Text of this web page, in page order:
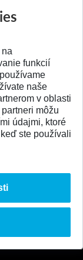
funkcií
naše
v oblasti
môžu
údajmi, ktoré
ste používali